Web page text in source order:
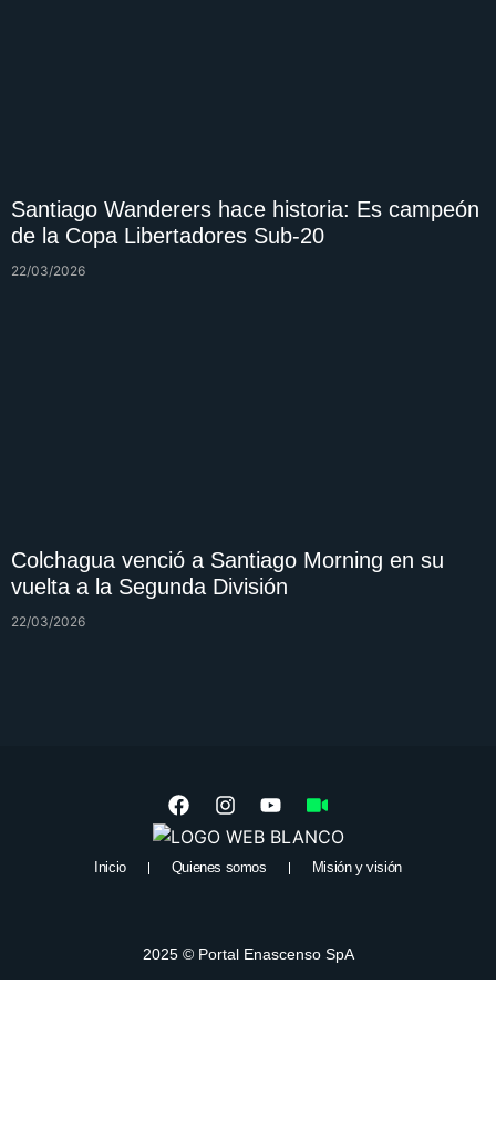
Santiago Wanderers hace historia: Es campeón
de la Copa Libertadores Sub-20
22/03/2026
Colchagua venció a Santiago Morning en su
vuelta a la Segunda División
22/03/2026
Inicio Quienes somos Misión y visión
2025 © Portal Enascenso SpA